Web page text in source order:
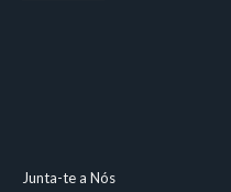
Junta-te a Nós